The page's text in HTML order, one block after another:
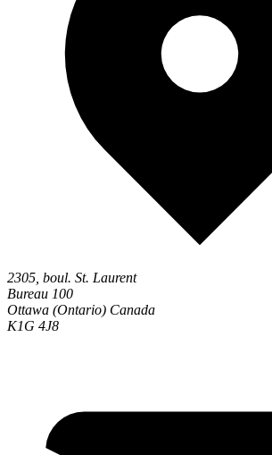
2305, boul. St. Laurent
Bureau 100
Ottawa (Ontario) Canada
K1G 4J8